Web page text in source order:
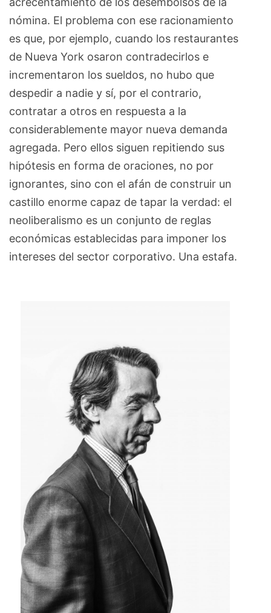
nómina. El problema con ese racionamiento
es que, por ejemplo, cuando los restaurantes
de Nueva York osaron contradecirlos e
incrementaron los sueldos, no hubo que
despedir a nadie y sí, por el contrario,
contratar a otros en respuesta a la
considerablemente mayor nueva demanda
agregada. Pero ellos siguen repitiendo sus
hipótesis en forma de oraciones, no por
ignorantes, sino con el afán de construir un
castillo enorme capaz de tapar la verdad: el
neoliberalismo es un conjunto de reglas
económicas establecidas para imponer los
intereses del sector corporativo. Una estafa.